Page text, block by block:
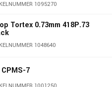
1095270
Tortex 0.73mm 418P.73
1048640
7